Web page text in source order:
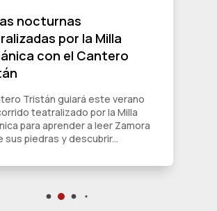
nocturnas
por la Milla
con el Cantero
Tristán guiará este verano
teatralizado por la Milla
para aprender a leer Zamora
sus piedras y descubrir...